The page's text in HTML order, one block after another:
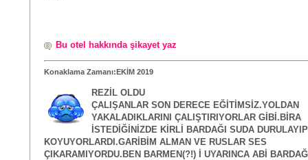
Bu otel hakkında şikayet yaz
Konaklama Zamanı:EKİM 2019
REZİL OLDU
ÇALIŞANLAR SON DERECE EĞİTİMSİZ.YOLDAN
YAKALADIKLARINI ÇALIŞTIRIYORLAR GİBİ.BİRA
İSTEDİĞİNİZDE KİRLİ BARDAĞI SUDA
KOYUYORLARDI.GARİBİM ALMAN VE RUSLAR SES
ÇIKARAMIYORDU.BEN BARMEN(?!) İ UYARINCA ABİ